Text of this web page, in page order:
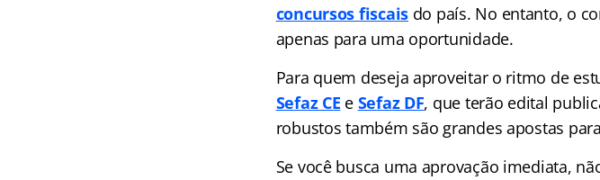
concursos fiscais do país. No entanto, o
apenas para uma oportunidade.
Para quem deseja aproveitar o ritmo de
Sefaz CE e Sefaz DF, que terão edital
robustos também são grandes apostas
Se você busca uma aprovação imediata,